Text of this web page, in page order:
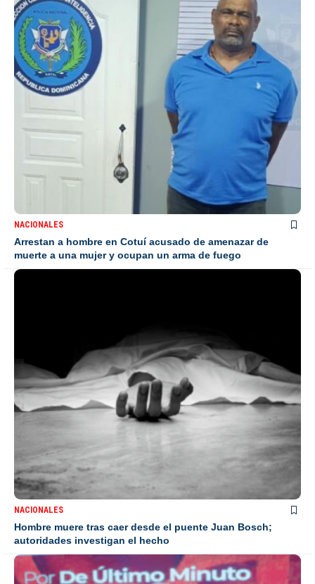
NACIONALES
Arrestan a hombre en Cotuí acusado de amenazar de
muerte a una mujer y ocupan un arma de fuego
NACIONALES
Hombre muere tras caer desde el puente Juan Bosch;
autoridades investigan el hecho